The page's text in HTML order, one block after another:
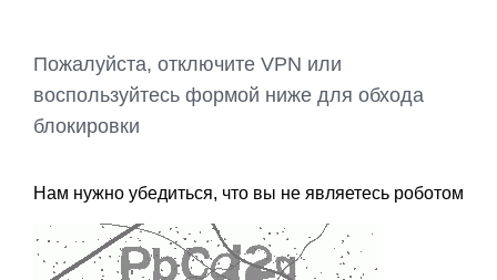
Пожалуйста, отключите VPN или
воспользуйтесь формой ниже для обхода
блокировки
Нам нужно убедиться, что вы не являетесь роботом